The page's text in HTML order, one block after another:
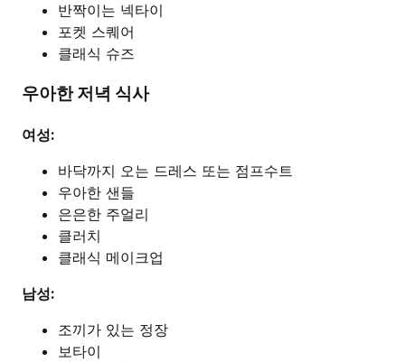
반짝이는 넥타이
포켓 스퀘어
클래식 슈즈
우아한 저녁 식사
여성:
바닥까지 오는 드레스 또는 점프수트
우아한 샌들
은은한 주얼리
클러치
클래식 메이크업
남성:
조끼가 있는 정장
보타이